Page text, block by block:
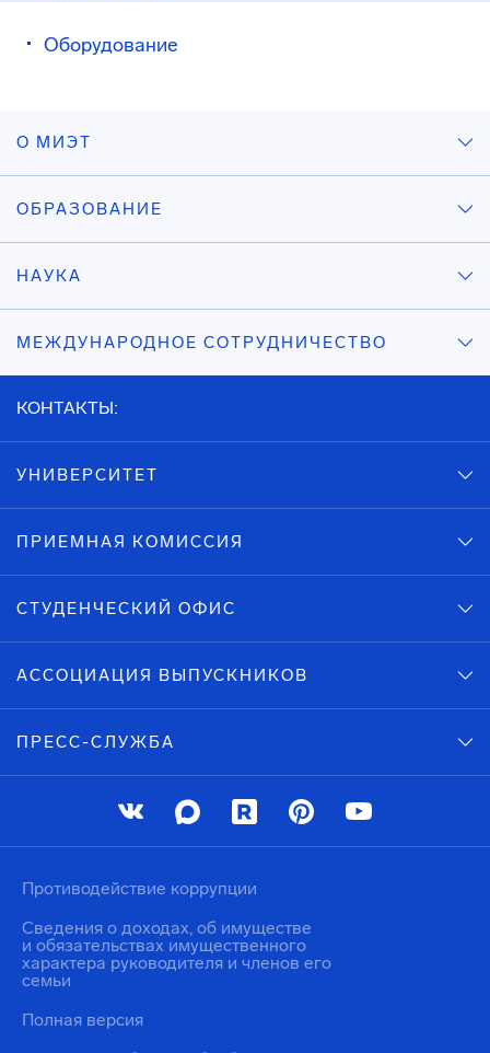
Оборудование
О МИЭТ
ОБРАЗОВАНИЕ
НАУКА
МЕЖДУНАРОДНОЕ СОТРУДНИЧЕСТВО
КОНТАКТЫ:
УНИВЕРСИТЕТ
ПРИЕМНАЯ КОМИССИЯ
СТУДЕНЧЕСКИЙ ОФИС
АССОЦИАЦИЯ ВЫПУСКНИКОВ
ПРЕСС-СЛУЖБА
Противодействие коррупции
Сведения о доходах, об имуществе
и обязательствах имущественного
характера руководителя и членов его
семьи
Полная версия